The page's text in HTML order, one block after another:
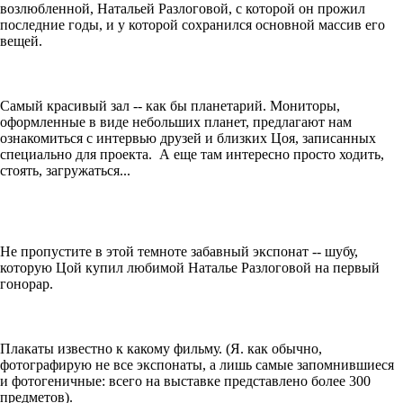
возлюбленной, Натальей Разлоговой, с которой он прожил
последние годы, и у которой сохранился основной массив его
вещей.
Самый красивый зал -- как бы планетарий. Мониторы,
оформленные в виде небольших планет, предлагают нам
ознакомиться с интервью друзей и близких Цоя, записанных
специально для проекта. А еще там интересно просто ходить,
стоять, загружаться...
Не пропустите в этой темноте забавный экспонат -- шубу,
которую Цой купил любимой Наталье Разлоговой на первый
гонорар.
Плакаты известно к какому фильму. (Я. как обычно,
фотографирую не все экспонаты, а лишь самые запомнившиеся
и фотогеничные: всего на выставке представлено более 300
предметов).